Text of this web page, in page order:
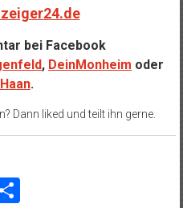
bei Facebook
, DeinMonheim oder
.
Dann liked und teilt ihn gerne.
Teilen